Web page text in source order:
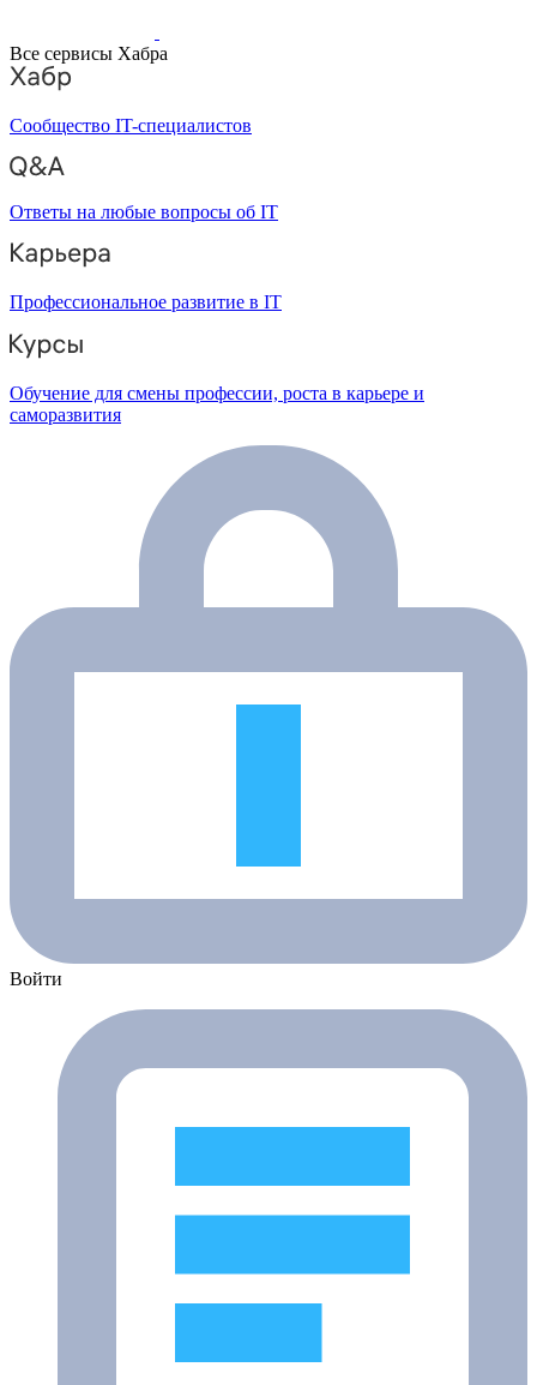
Все сервисы Хабра
Сообщество IT-специалистов
Ответы на любые вопросы об IT
Профессиональное развитие в IT
Обучение для смены профессии, роста в карьере и
саморазвития
Войти